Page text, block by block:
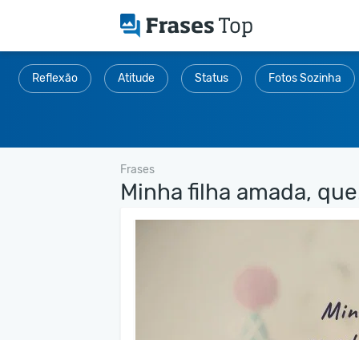
Reflexão Atitude Status Fotos Sozinha
Frases
Minha filha amada,